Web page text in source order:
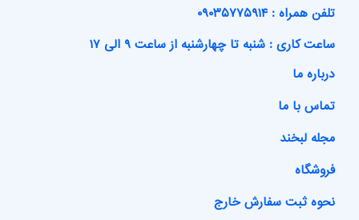
تلفن همراه : ۰۹۰۳۵۷۷۵۹۱۴
ساعت کاری : شنبه تا چهارشنبه از ساعت ۹ الی ۱۷
درباره ما
تماس با ما
مجله لبخند
فروشگاه
نحوه ثبت سفارش خارج